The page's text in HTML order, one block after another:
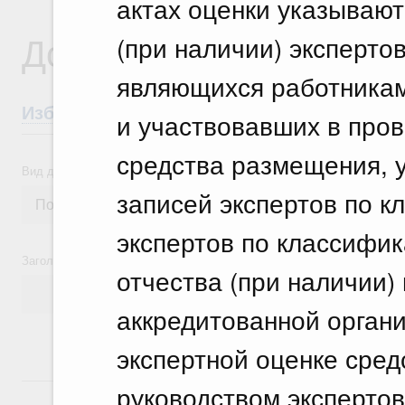
актах оценки
(при наличии)
являющихся
и участвовавших в
средства размещения,
записей экспертов по
экспертов по
отчества (при
аккредитованной
экспертной оценке
руководством
Документы
Избранные документы со справками к
Вид документа
Заголовок или текст документа
18 июля, суббота